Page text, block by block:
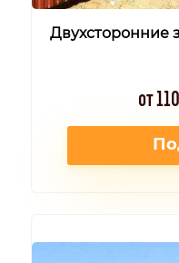
Двухсторонние
от